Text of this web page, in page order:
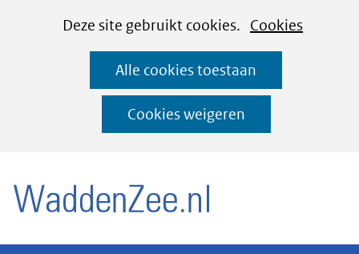
CookiesDeze site gebruikt cookies. Cookies
deze
Alle cookies toestaan
Cookies weigeren
Ga
naar
de
inhoud